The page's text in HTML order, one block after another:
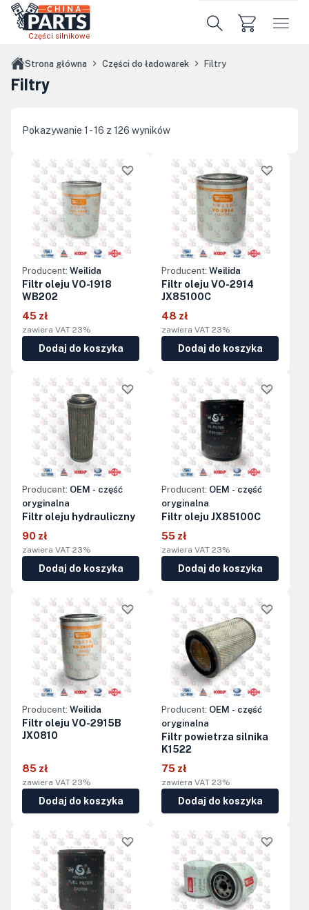
Przejdź do treści głównej
Części silnikowe
Strona główna Części do ładowarek Filtry
Filtry
Pokazywanie 1 - 16 z 126 wyników
Producent: Weilida
Filtr oleju VO-1918
WB202
45 zł
zawiera VAT 23%
Dodaj do koszyka
Producent: Weilida
Filtr oleju VO-2914
JX85100C
48 zł
zawiera VAT 23%
Dodaj do koszyka
Producent: OEM - część
oryginalna
Filtr oleju hydrauliczny
90 zł
zawiera VAT 23%
Dodaj do koszyka
Producent: OEM - część
oryginalna
Filtr oleju JX85100C
55 zł
zawiera VAT 23%
Dodaj do koszyka
Producent: Weilida
Filtr oleju VO-2915B
JX0810
85 zł
zawiera VAT 23%
Dodaj do koszyka
Producent: OEM - część
oryginalna
Filtr powietrza silnika
K1522
75 zł
zawiera VAT 23%
Dodaj do koszyka